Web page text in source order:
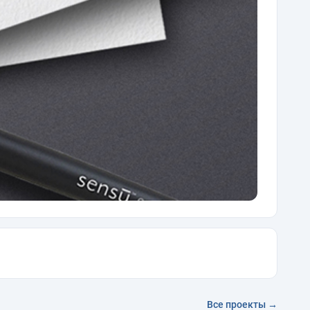
Все проекты →